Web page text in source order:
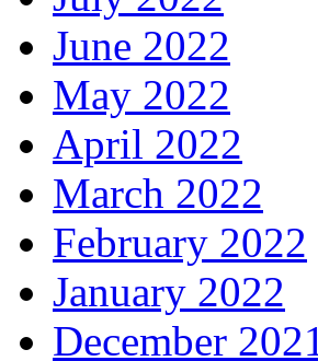
June 2022
May 2022
April 2022
March 2022
February 2022
January 2022
December 2021